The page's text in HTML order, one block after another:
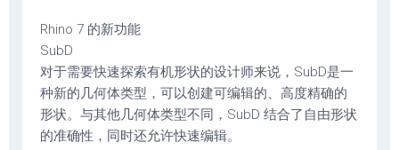
Rhino 7 的新功能
SubD
对于需要快速探索有机形状的设计师来说，SubD是一
种新的几何体类型，可以创建可编辑的、高度精确的
形状。与其他几何体类型不同，SubD 结合了自由形状
的准确性，同时还允许快速编辑。